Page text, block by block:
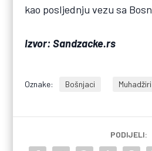
kao posljednju vezu sa
Izvor: Sandzacke.rs
Oznake: Bošnjaci Muhadžiri
PODIJELI: